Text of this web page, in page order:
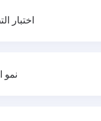
اختبار
نمو